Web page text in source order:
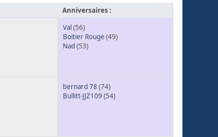
Anniversaires :
Val(56)
Boitier Rouge (49)
Nad (53)
bernard 78 (74)
Bullitt-JJZ109 (54)